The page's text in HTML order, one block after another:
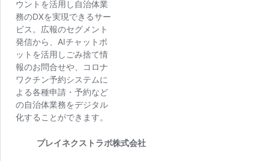
プレイネクストラボ株式会社